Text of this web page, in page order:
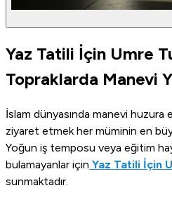
Yaz Tatili İçin Umre
Topraklarda Manevi
İslam dünyasında manevi huzura
ziyaret etmek her müminin en
Yoğun iş temposu veya eğitim
bulamayanlar için Yaz Tatili İçin
sunmaktadır.